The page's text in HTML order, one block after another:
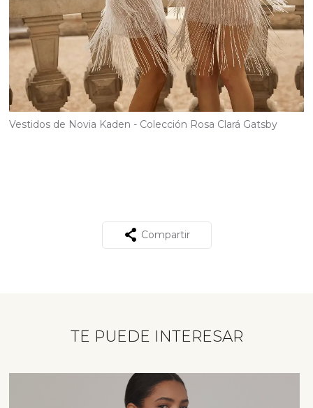
Vestidos de Novia Kaden - Colección Rosa Clará Gatsby
Compartir
TE PUEDE INTERESAR